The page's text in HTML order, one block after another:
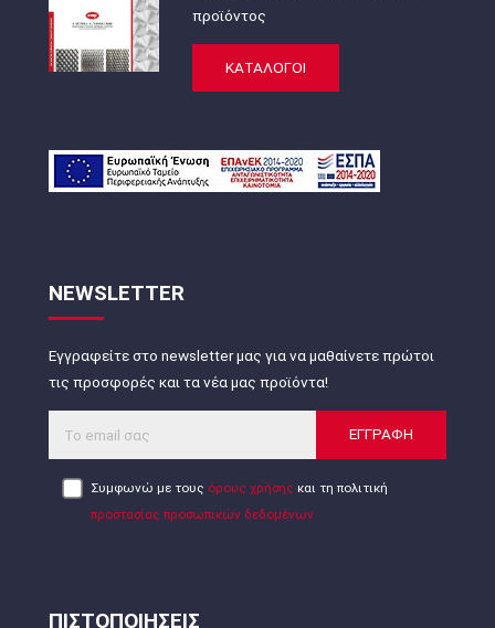
προϊόντος
ΚΑΤΑΛΟΓΟΙ
NEWSLETTER
Εγγραφείτε στο newsletter μας για να μαθαίνετε πρώτοι
τις προσφορές και τα νέα μας προϊόντα!
ΕΓΓΡΑΦΗ
Συμφωνώ με τους όρους χρήσης και τη πολιτική
προστασίας προσωπικών δεδομένων
ΠΙΣΤΟΠΟΙΗΣΕΙΣ